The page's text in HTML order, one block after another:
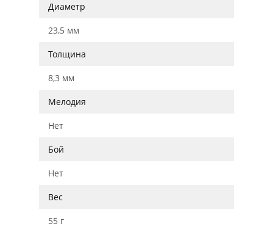
Диаметр
23,5 мм
Толщина
8,3 мм
Мелодия
Нет
Бой
Нет
Вес
55 г